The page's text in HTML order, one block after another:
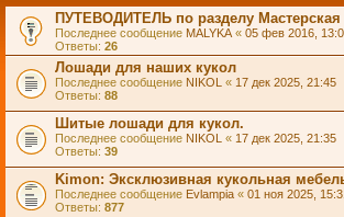
ПУТЕВОДИТЕЛЬ по разделу Мастерская
Последнее сообщение MALYKA « 05 фев 2016,
Ответы: 26
Лошади для наших кукол
Последнее сообщение NIKOL « 17 дек 2025, 21:45
Ответы: 88
Шитые лошади для кукол.
Последнее сообщение NIKOL « 17 дек 2025, 21:35
Ответы: 39
Kimon: Эксклюзивная кукольная
Последнее сообщение Evlampia « 01 ноя 2025,
Ответы: 877